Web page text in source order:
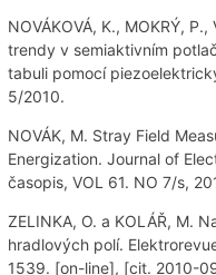
NOVÁKOVÁ, K., MOKRÝ,
trendy v semiaktivním
tabuli pomocí
5/2010.
NOVÁK, M. Stray Field
Energization. Journal of
časopis, VOL 61. NO 7/s,
ZELINKA, O. a KOLÁŘ, M.
hradlových polí.
1539. [on-line], [cit. 2010-